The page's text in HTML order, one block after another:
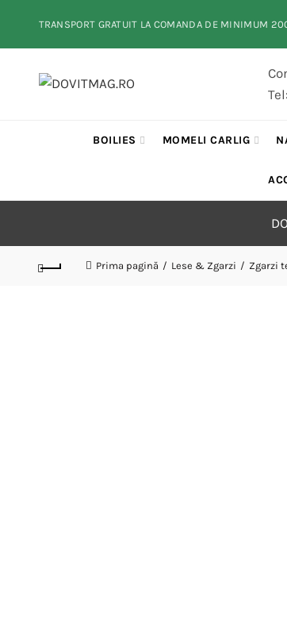
TRANSPORT GRATUIT LA COMANDA DE MINIMUM
BOILIES MOMELI CARLIG
Prima pagină Lese & Zgarzi Zgarzi